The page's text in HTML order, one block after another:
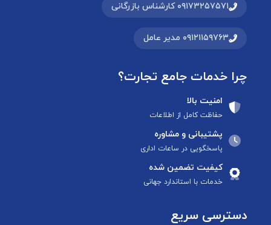
۰۹۱۷۳۲۵۷۵۷۱ کارشناس بازرگانی
۰۹۱۲۱۱۵۹۷۶۳ مدیر عامل
چرا خدمات جامع تجارت؟
امنیت بالا
حفاظت کامل از اطلاعات
پشتیبانی و مشاوره
پاسخگویی در ساعات اداری
کیفیت تضمین شده
خدمات با استاندارد جهانی
دسترسی سریع